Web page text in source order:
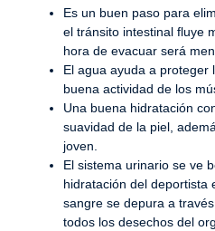
Es un buen paso para
el tránsito intestinal fluye
hora de evacuar será
El agua ayuda a proteger
buena actividad de los
Una buena hidratación
suavidad de la piel,
joven.
El sistema urinario se ve
hidratación del deportista
sangre se depura a
todos los desechos del